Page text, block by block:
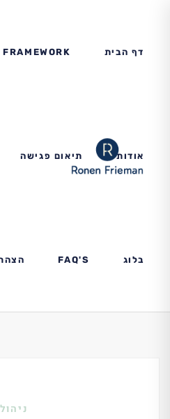
דף הבית
אודות תיאום פגישה
בלוג FAQ'S
ניהול